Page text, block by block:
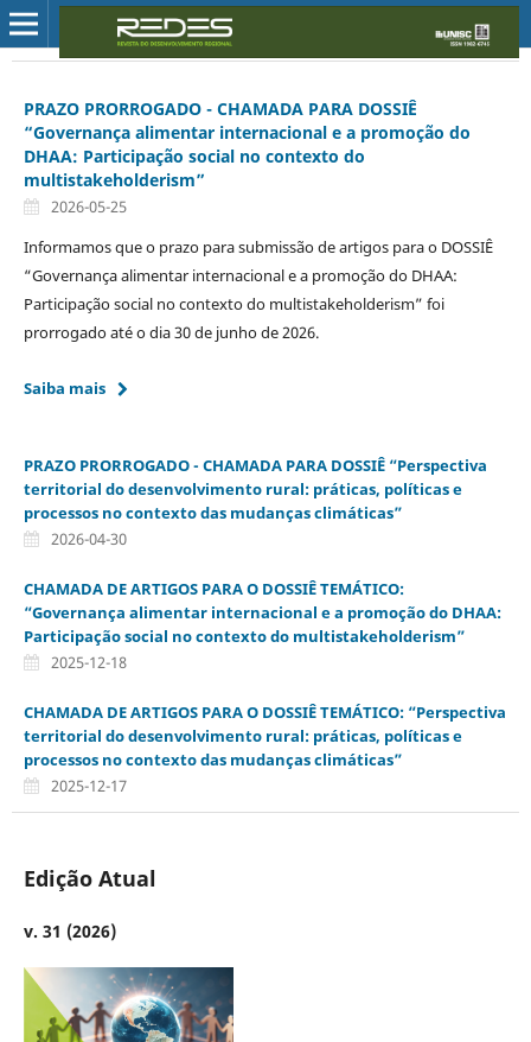
PRAZO PRORROGADO - CHAMADA PARA DOSSIÊ
“Governança alimentar internacional e a promoção do
DHAA: Participação social no contexto do
multistakeholderism”
2026-05-25
Informamos que o prazo para submissão de artigos para o DOSSIÊ
“Governança alimentar internacional e a promoção do DHAA:
Participação social no contexto do multistakeholderism” foi
prorrogado até o dia 30 de junho de 2026.
Saiba mais
PRAZO PRORROGADO - CHAMADA PARA DOSSIÊ “Perspectiva
territorial do desenvolvimento rural: práticas, políticas e
processos no contexto das mudanças climáticas”
2026-04-30
CHAMADA DE ARTIGOS PARA O DOSSIÊ TEMÁTICO:
“Governança alimentar internacional e a promoção do DHAA:
Participação social no contexto do multistakeholderism”
2025-12-18
CHAMADA DE ARTIGOS PARA O DOSSIÊ TEMÁTICO: “Perspectiva
territorial do desenvolvimento rural: práticas, políticas e
processos no contexto das mudanças climáticas”
2025-12-17
Edição Atual
v. 31 (2026)